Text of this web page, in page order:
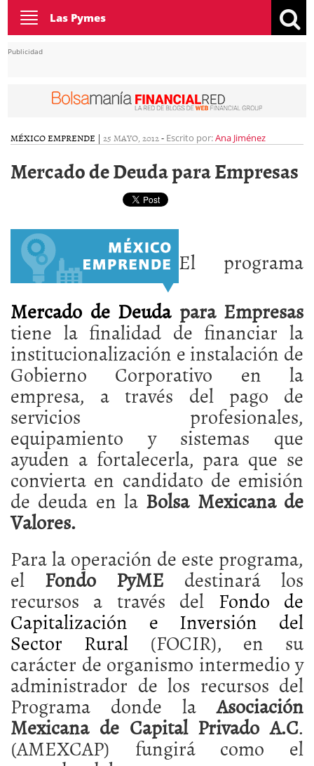
Toggle
navigation
Las Pymes
Publicidad
MÉXICO EMPRENDE | 25 MAYO, 2012- Escrito por:Ana Jiménez
Mercado de Deuda para Empresas
El programa
Mercado de Deudapara Empresas
tiene la finalidad de financiar la
institucionalización e instalación de
Gobierno Corporativo en la
empresa, a través del pago de
servicios profesionales,
equipamiento y sistemas que
ayuden a fortalecerla, para que se
convierta en candidato de emisión
de deuda en la Bolsa Mexicana de
Valores.
Para la operación de este programa,
el Fondo PyME destinará los
recursos a través del Fondo de
Capitalización e Inversión del
Sector Rural(FOCIR), en su
carácter de organismo intermedio y
administrador de los recursos del
Programa donde laAsociación
Mexicana de Capital Privado A.C.
(AMEXCAP) fungirá como el